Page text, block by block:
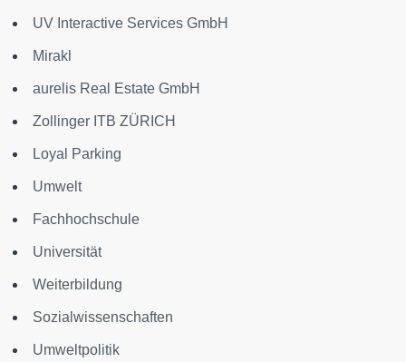
UV Interactive Services GmbH
Mirakl
aurelis Real Estate GmbH
Zollinger ITB ZÜRICH
Loyal Parking
Umwelt
Fachhochschule
Universität
Weiterbildung
Sozialwissenschaften
Umweltpolitik